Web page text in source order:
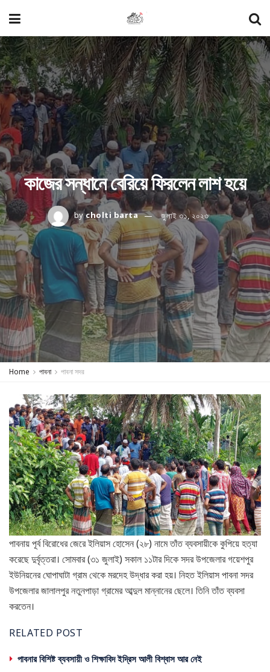
কাজের সন্ধানে বেরিয়ে ফিরলেন লাশ হয়ে
bycholti barta জুলাই ৩১, ২০২৩
Home পাবনা পাবনা সদর
পাবনায় পূর্ব বিরোধের জেরে ইলিয়াস হোসেন (২৮) নামে তাঁত ব্যবসায়ীকে কুপিয়ে হত্যা
করেছে দুর্বৃত্তরা। সোমবার (৩১ জুলাই) সকাল ১১টার দিকে সদর উপজেলার গয়েশপুর
ইউনিয়নের ঘোপাঘাটা গ্রাম থেকে মরদেহ উদ্ধার করা হয়। নিহত ইলিয়াস পাবনা সদর
উপজেলার জালালপুর নতুনপাড়া গ্রামের আব্দুল মান্নানের ছেলে। তিনি তাঁত ব্যবসা
করতেন।
RELATED POST
পাবনার বিশিষ্ট ব্যবসায়ী ও শিক্ষাবিদ ইদ্রিস আলী বিশ্বাস আর নেই